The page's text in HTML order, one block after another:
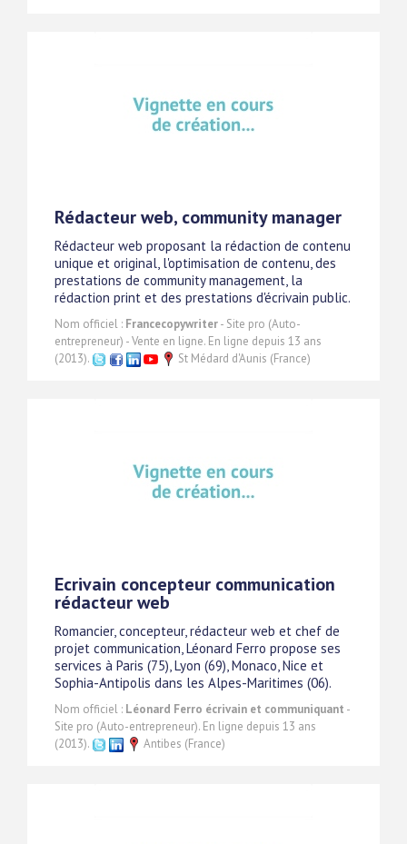
Rédacteur web, community manager
Rédacteur web proposant la rédaction de contenu
unique et original, l'optimisation de contenu, des
prestations de community management, la
rédaction print et des prestations d'écrivain public.
Nom officiel : Francecopywriter- Site pro (Auto-
entrepreneur) - Vente en ligne. En ligne depuis 13 ans
(2013).
St Médard d'Aunis (France)
Ecrivain concepteur communication
rédacteur web
Romancier, concepteur, rédacteur web et chef de
projet communication, Léonard Ferro propose ses
services à Paris (75), Lyon (69), Monaco, Nice et
Sophia-Antipolis dans les Alpes-Maritimes (06).
Nom officiel : Léonard Ferro écrivain et communiquant -
Site pro (Auto-entrepreneur). En ligne depuis 13 ans
(2013).
Antibes (France)